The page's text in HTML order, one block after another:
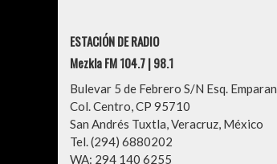
ESTACIÓN DE RADIO
Mezkla FM 104.7 | 98.1
Bulevar 5 de Febrero S/N Esq. Emparan
Col. Centro, CP 95710
San Andrés Tuxtla, Veracruz, México
Tel. (294) 6880202
WA: 294 140 6255